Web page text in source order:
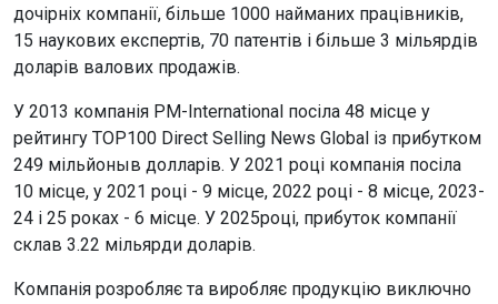
дочірніх компанії, більше 1000 найманих працівників,
15 наукових експертів, 70 патентів і більше 3 мільярдів
доларів валових продажів.
У 2013 компанія PM-International посіла 48 місце у
рейтингу TOP100 Direct Selling News Global із прибутком
249 мільйоныв долларів. У 2021 році компанія посіла
10 місце, у 2021 році - 9 місце, 2022 році - 8 місце, 2023-
24 і 25 роках - 6 місце. У 2025році, прибуток компанії
склав 3.22 мільярди доларів.
Компанія розробляє та виробляє продукцію виключно